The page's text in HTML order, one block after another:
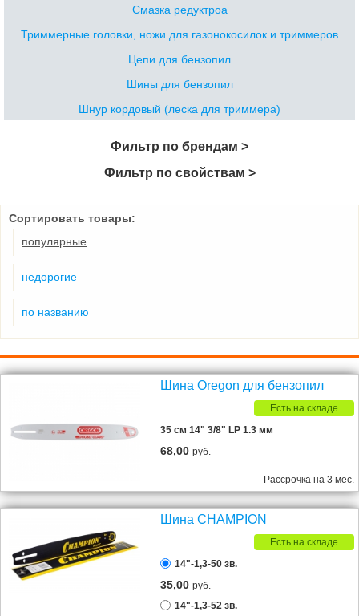
Смазка редуктроа
Триммерные головки, ножи для газонокосилок и триммеров
Цепи для бензопил
Шины для бензопил
Шнур кордовый (леска для триммера)
Фильтр по брендам >
Фильтр по свойствам >
Сортировать товары:
популярные
недорогие
по названию
Шина Oregon для бензопил
Есть на складе
35 см 14" 3/8" LP 1.3 мм
68,00руб.
Рассрочка на 3 мес.
Шина CHAMPION
Есть на складе
14"-1,3-50 зв.
35,00руб.
14"-1,3-52 зв.